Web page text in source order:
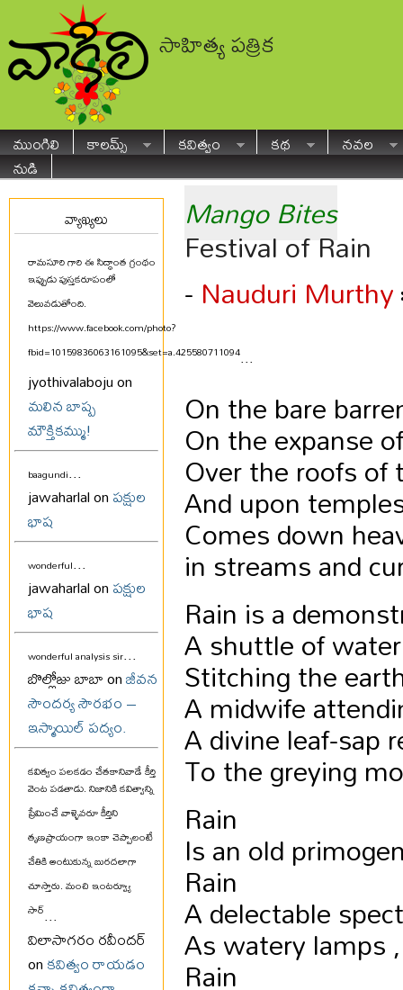
సాహిత్య పత్రిక
ముంగిలి కాలమ్స్ కవిత్వం కథ
నవల
నుడి
వ్యాఖ్యలు
రామసూరి గారి ఈ సిద్ధాంత గ్రంథం
ఇప్పుడు పుస్తకరూపంలో
వెలువడుతోంది.
https://www.facebook.com/photo?
fbid=10159836063161095&set=a.425580711094...
jyothivalaboju on
మలిన బాష్ప
మౌక్తికమ్ము!
baagundi...
jawaharlal onపక్షుల
భాష
wonderful...
jawaharlal onపక్షుల
భాష
wonderful analysis sir...
బొల్లోజు బాబా onజీవన
సౌందర్య సౌరభం –
ఇస్మాయిల్ పద్యం.
కవిత్వం పలకడం చేతకానివాడే కీర్తి
వెంట పడతాడు. నిజానికి కవిత్వాన్ని
ప్రేమించే వాళ్ళెవరూ కీర్తిని
తృణప్రాయంగా ఇంకా చెప్పాలంటే
చేతికి అంటుకున్న బురదలాగా
చూస్తారు. మంచి ఇంటర్వ్యూ
సార్...
విలాసాగరం రవీందర్
onకవిత్వం రాయడం
Mango Bites
Festival of Rain
-Nauduri Murthy
On the bare
On the expanse
Over the roofs
And upon
Comes down
in streams and
Rain is a
A shuttle of
Stitching the
A midwife
A divine leaf-sap
To the greying
Rain
Is an old
Rain
A delectable
As watery lamps
Rain